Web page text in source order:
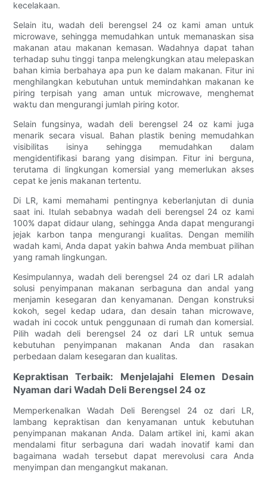
kecelakaan.
Selain itu, wadah deli berengsel 24 oz kami aman untuk
microwave, sehingga memudahkan untuk memanaskan sisa
makanan atau makanan kemasan. Wadahnya dapat tahan
terhadap suhu tinggi tanpa melengkungkan atau melepaskan
bahan kimia berbahaya apa pun ke dalam makanan. Fitur ini
menghilangkan kebutuhan untuk memindahkan makanan ke
piring terpisah yang aman untuk microwave, menghemat
waktu dan mengurangi jumlah piring kotor.
Selain fungsinya, wadah deli berengsel 24 oz kami juga
menarik secara visual. Bahan plastik bening memudahkan
visibilitas isinya sehingga memudahkan dalam
mengidentifikasi barang yang disimpan. Fitur ini berguna,
terutama di lingkungan komersial yang memerlukan akses
cepat ke jenis makanan tertentu.
Di LR, kami memahami pentingnya keberlanjutan di dunia
saat ini. Itulah sebabnya wadah deli berengsel 24 oz kami
100% dapat didaur ulang, sehingga Anda dapat mengurangi
jejak karbon tanpa mengurangi kualitas. Dengan memilih
wadah kami, Anda dapat yakin bahwa Anda membuat pilihan
yang ramah lingkungan.
Kesimpulannya, wadah deli berengsel 24 oz dari LR adalah
solusi penyimpanan makanan serbaguna dan andal yang
menjamin kesegaran dan kenyamanan. Dengan konstruksi
kokoh, segel kedap udara, dan desain tahan microwave,
wadah ini cocok untuk penggunaan di rumah dan komersial.
Pilih wadah deli berengsel 24 oz dari LR untuk semua
kebutuhan penyimpanan makanan Anda dan rasakan
perbedaan dalam kesegaran dan kualitas.
Kepraktisan Terbaik: Menjelajahi Elemen Desain
Nyaman dari Wadah Deli Berengsel 24 oz
Memperkenalkan Wadah Deli Berengsel 24 oz dari LR,
lambang kepraktisan dan kenyamanan untuk kebutuhan
penyimpanan makanan Anda. Dalam artikel ini, kami akan
mendalami fitur serbaguna dari wadah inovatif kami dan
bagaimana wadah tersebut dapat merevolusi cara Anda
menyimpan dan mengangkut makanan.